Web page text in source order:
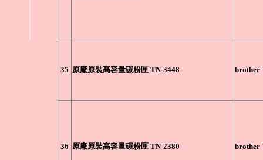
35 原廠原裝高容量碳粉匣 TN-3448 brother
36 原廠原裝高容量碳粉匣 TN-2380 brother